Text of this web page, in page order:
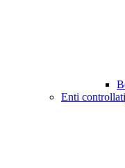
Enti controllati